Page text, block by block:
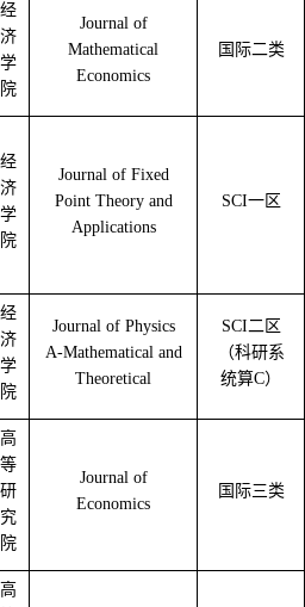
经
济
学
院
Journal of
Mathematical
Economics
国际二类
经
济
学
院
Journal of Fixed
Point Theory and
Applications
SCI一区
经
济
学
院
Journal of Physics
A-Mathematical and
Theoretical
SCI二区
（科研系
统算C）
高
等
研
究
院
Journal of
Economics
国际三类
高